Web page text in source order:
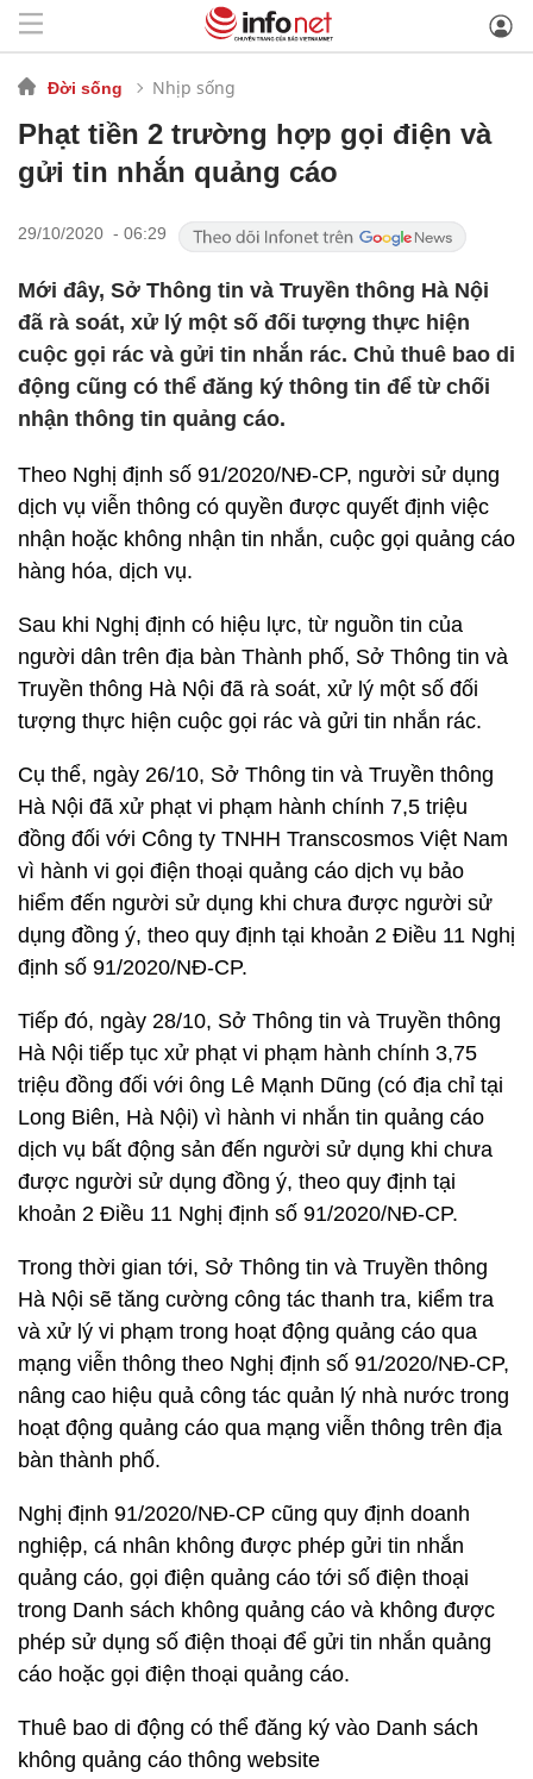
Đời sống Nhịp sống
Phạt tiền 2 trường hợp gọi điện và
gửi tin nhắn quảng cáo
29/10/2020 - 06:29
Mới đây, Sở Thông tin và Truyền thông Hà Nội
đã rà soát, xử lý một số đối tượng thực hiện
cuộc gọi rác và gửi tin nhắn rác. Chủ thuê bao di
động cũng có thể đăng ký thông tin để từ chối
nhận thông tin quảng cáo.
Theo Nghị định số 91/2020/NĐ-CP, người sử dụng
dịch vụ viễn thông có quyền được quyết định việc
nhận hoặc không nhận tin nhắn, cuộc gọi quảng cáo
hàng hóa, dịch vụ.
Sau khi Nghị định có hiệu lực, từ nguồn tin của
người dân trên địa bàn Thành phố, Sở Thông tin và
Truyền thông Hà Nội đã rà soát, xử lý một số đối
tượng thực hiện cuộc gọi rác và gửi tin nhắn rác.
Cụ thể, ngày 26/10, Sở Thông tin và Truyền thông
Hà Nội đã xử phạt vi phạm hành chính 7,5 triệu
đồng đối với Công ty TNHH Transcosmos Việt Nam
vì hành vi gọi điện thoại quảng cáo dịch vụ bảo
hiểm đến người sử dụng khi chưa được người sử
dụng đồng ý, theo quy định tại khoản 2 Điều 11 Nghị
định số 91/2020/NĐ-CP.
Tiếp đó, ngày 28/10, Sở Thông tin và Truyền thông
Hà Nội tiếp tục xử phạt vi phạm hành chính 3,75
triệu đồng đối với ông Lê Mạnh Dũng (có địa chỉ tại
Long Biên, Hà Nội) vì hành vi nhắn tin quảng cáo
dịch vụ bất động sản đến người sử dụng khi chưa
được người sử dụng đồng ý, theo quy định tại
khoản 2 Điều 11 Nghị định số 91/2020/NĐ-CP.
Trong thời gian tới, Sở Thông tin và Truyền thông
Hà Nội sẽ tăng cường công tác thanh tra, kiểm tra
và xử lý vi phạm trong hoạt động quảng cáo qua
mạng viễn thông theo Nghị định số 91/2020/NĐ-CP,
nâng cao hiệu quả công tác quản lý nhà nước trong
hoạt động quảng cáo qua mạng viễn thông trên địa
bàn thành phố.
Nghị định 91/2020/NĐ-CP cũng quy định doanh
nghiệp, cá nhân không được phép gửi tin nhắn
quảng cáo, gọi điện quảng cáo tới số điện thoại
trong Danh sách không quảng cáo và không được
phép sử dụng số điện thoại để gửi tin nhắn quảng
cáo hoặc gọi điện thoại quảng cáo.
Thuê bao di động có thể đăng ký vào Danh sách
không quảng cáo thông website